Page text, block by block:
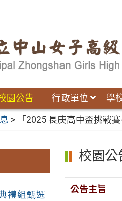
園公告 行政單位 學
> 「2025 長庚高中盃挑戰
禮組甄選
校園公
公告主旨